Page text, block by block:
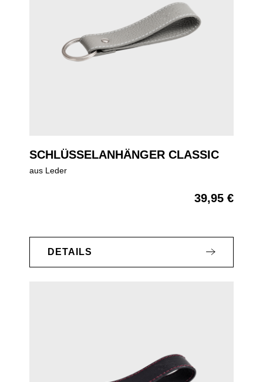
SCHLÜSSELANHÄNGER CLASSIC
aus Leder
39,95 €
DETAILS